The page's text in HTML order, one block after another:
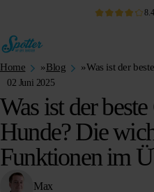
8.4
Home »Blog »
02 Juni 2025
Was ist der
Hunde? Die
Funktionen im
Max